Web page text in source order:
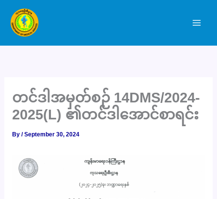
content
တင်ဒါအမှတ်စဉ် 14DMS/2024-
2025(L) ၏တင်ဒါအောင်စာရင်း
By/September 30, 2024